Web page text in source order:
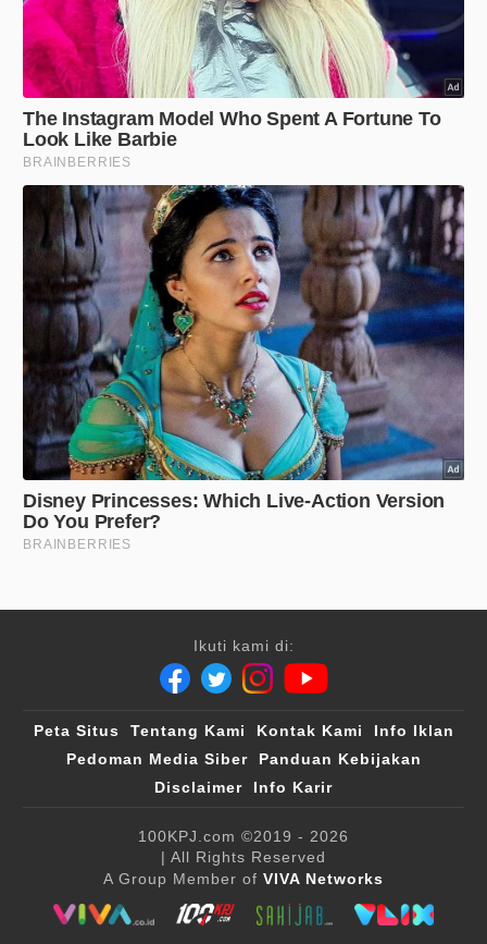
Ikuti kami di:
Peta Situs Tentang Kami Kontak Kami
Info Iklan
Pedoman Media Siber
Panduan Kebijakan
Disclaimer
Info Karir
100KPJ.com ©2019 - 2026
| All Rights Reserved
A Group Member of VIVA Networks